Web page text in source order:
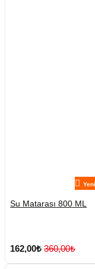
Su Matarası 800 ML
162,00₺ 360,00₺